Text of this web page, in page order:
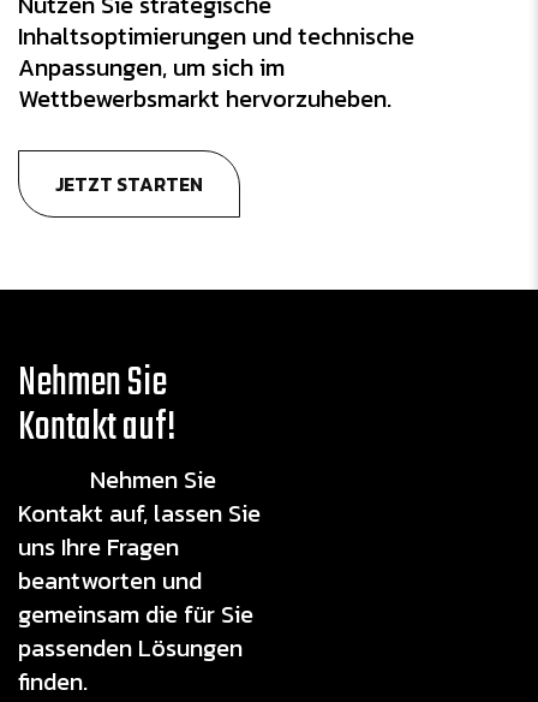
Inhaltsoptimierungen und technische
Anpassungen, um sich im
Wettbewerbsmarkt hervorzuheben.
JETZT STARTEN
Nehmen Sie
Kontakt auf!
Nehmen Sie
Kontakt auf, lassen Sie
uns Ihre Fragen
beantworten und
gemeinsam die für Sie
passenden Lösungen
finden.